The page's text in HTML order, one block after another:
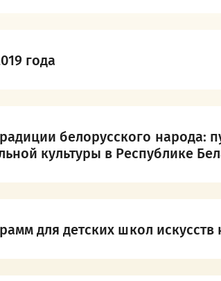
года
белорусского народа:
культуры в Республике
для детских школ искусств